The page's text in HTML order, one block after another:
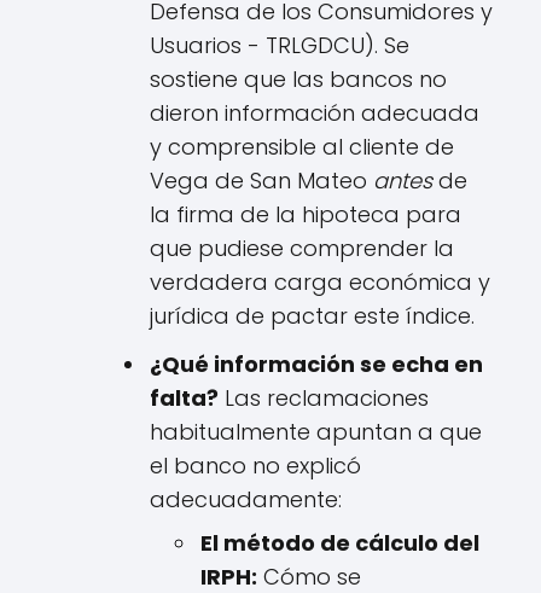
Defensa de los Consumidores y
Usuarios - TRLGDCU). Se
sostiene que las bancos no
dieron información adecuada
y comprensible al cliente de
Vega de San Mateo antesde
la firma de la hipoteca para
que pudiese comprender la
verdadera carga económica y
jurídica de pactar este índice.
¿Qué información se echa en
falta? Las reclamaciones
habitualmente apuntan a que
el banco no explicó
adecuadamente:
El método de cálculo del
IRPH: Cómo se